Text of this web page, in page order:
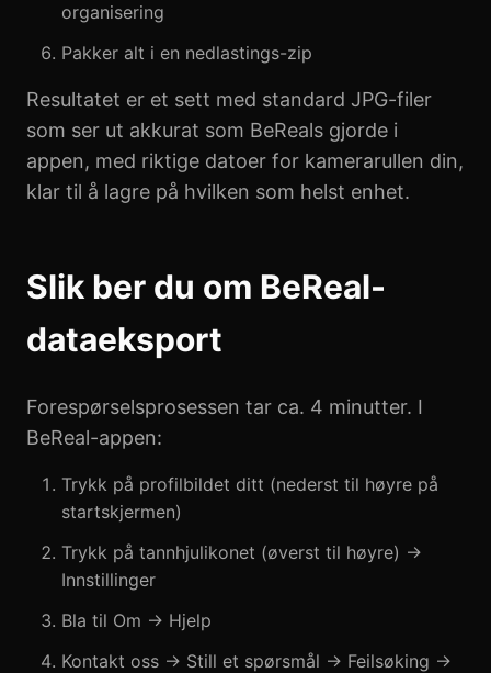
organisering
Pakker alt i en nedlastings-zip
Resultatet er et sett med standard JPG-filer
som ser ut akkurat som BeReals gjorde i
appen, med riktige datoer for kamerarullen din,
klar til å lagre på hvilken som helst enhet.
Slik ber du om BeReal-
dataeksport
Forespørselsprosessen tar ca. 4 minutter. I
BeReal-appen:
Trykk på profilbildet ditt (nederst til høyre på
startskjermen)
Trykk på tannhjulikonet (øverst til høyre) →
Innstillinger
Bla til Om → Hjelp
Kontakt oss → Still et spørsmål → Feilsøking →